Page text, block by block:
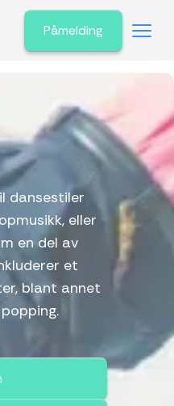
Påmelding
dansestiler
eller
en del av
et
blant annet